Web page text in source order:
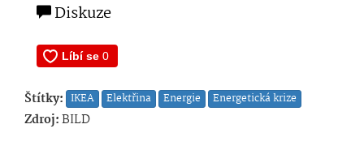
Diskuze
Štítky: IKEA Elektřina Energie Energetická krize
Zdroj:BILD